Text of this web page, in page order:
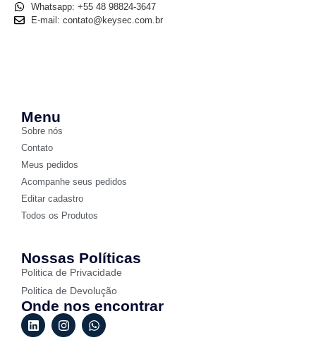
Whatsapp: +55 48 98824-3647
E-mail: contato@keysec.com.br
Menu
Sobre nós
Contato
Meus pedidos
Acompanhe seus pedidos
Editar cadastro
Todos os Produtos
Nossas Políticas
Politica de Privacidade
Politica de Devolução
Onde nos encontrar